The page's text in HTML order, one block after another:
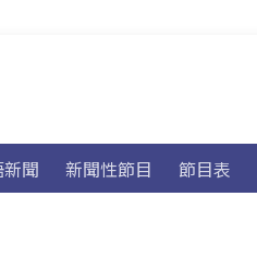
聞 新聞性節目 節目表